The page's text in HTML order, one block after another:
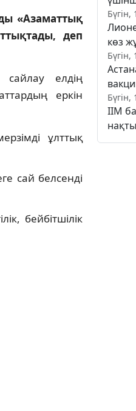
«Азаматтық
деп
елдің
еркін
ұлттық
сай белсенді
бейбітшілік
Бүгін,
көз
Бүгін,
Бүгін,
ІІМ